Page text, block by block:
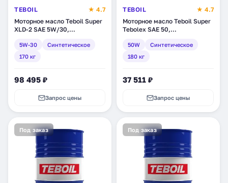
TEBOIL
★ 4.7
Моторное масло Teboil Super
XLD-2 SAE 5W/30,
306)
5W-30
Синтетическое
170 кг
98 495 ₽
Запрос цены
TEBOIL
★ 4.7
Моторное масло Teboil Super
Tebolex SAE 50,
301)
50W
Синтетическое
180 кг
37 511 ₽
Запрос цены
Под заказ Под заказ